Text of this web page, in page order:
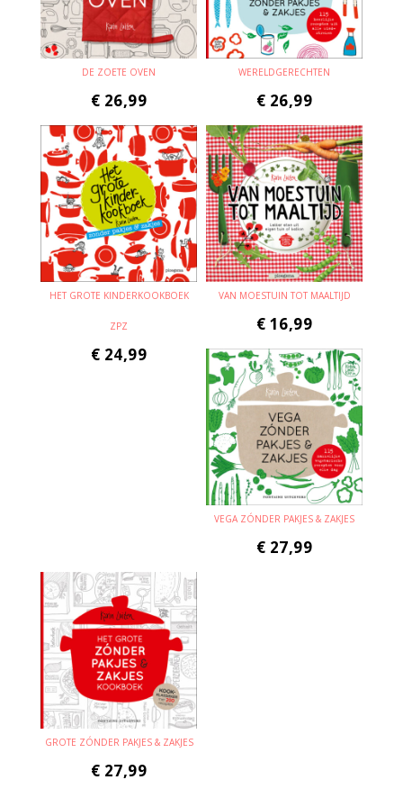
DE ZOETE OVEN
€ 26,99
WERELDGERECHTEN
€ 26,99
HET GROTE KINDERKOOKBOEK
ZPZ
€ 24,99
VAN MOESTUIN TOT MAALTIJD
€ 16,99
VEGA ZÓNDER PAKJES & ZAKJES
€ 27,99
GROTE ZÓNDER PAKJES & ZAKJES
€ 27,99